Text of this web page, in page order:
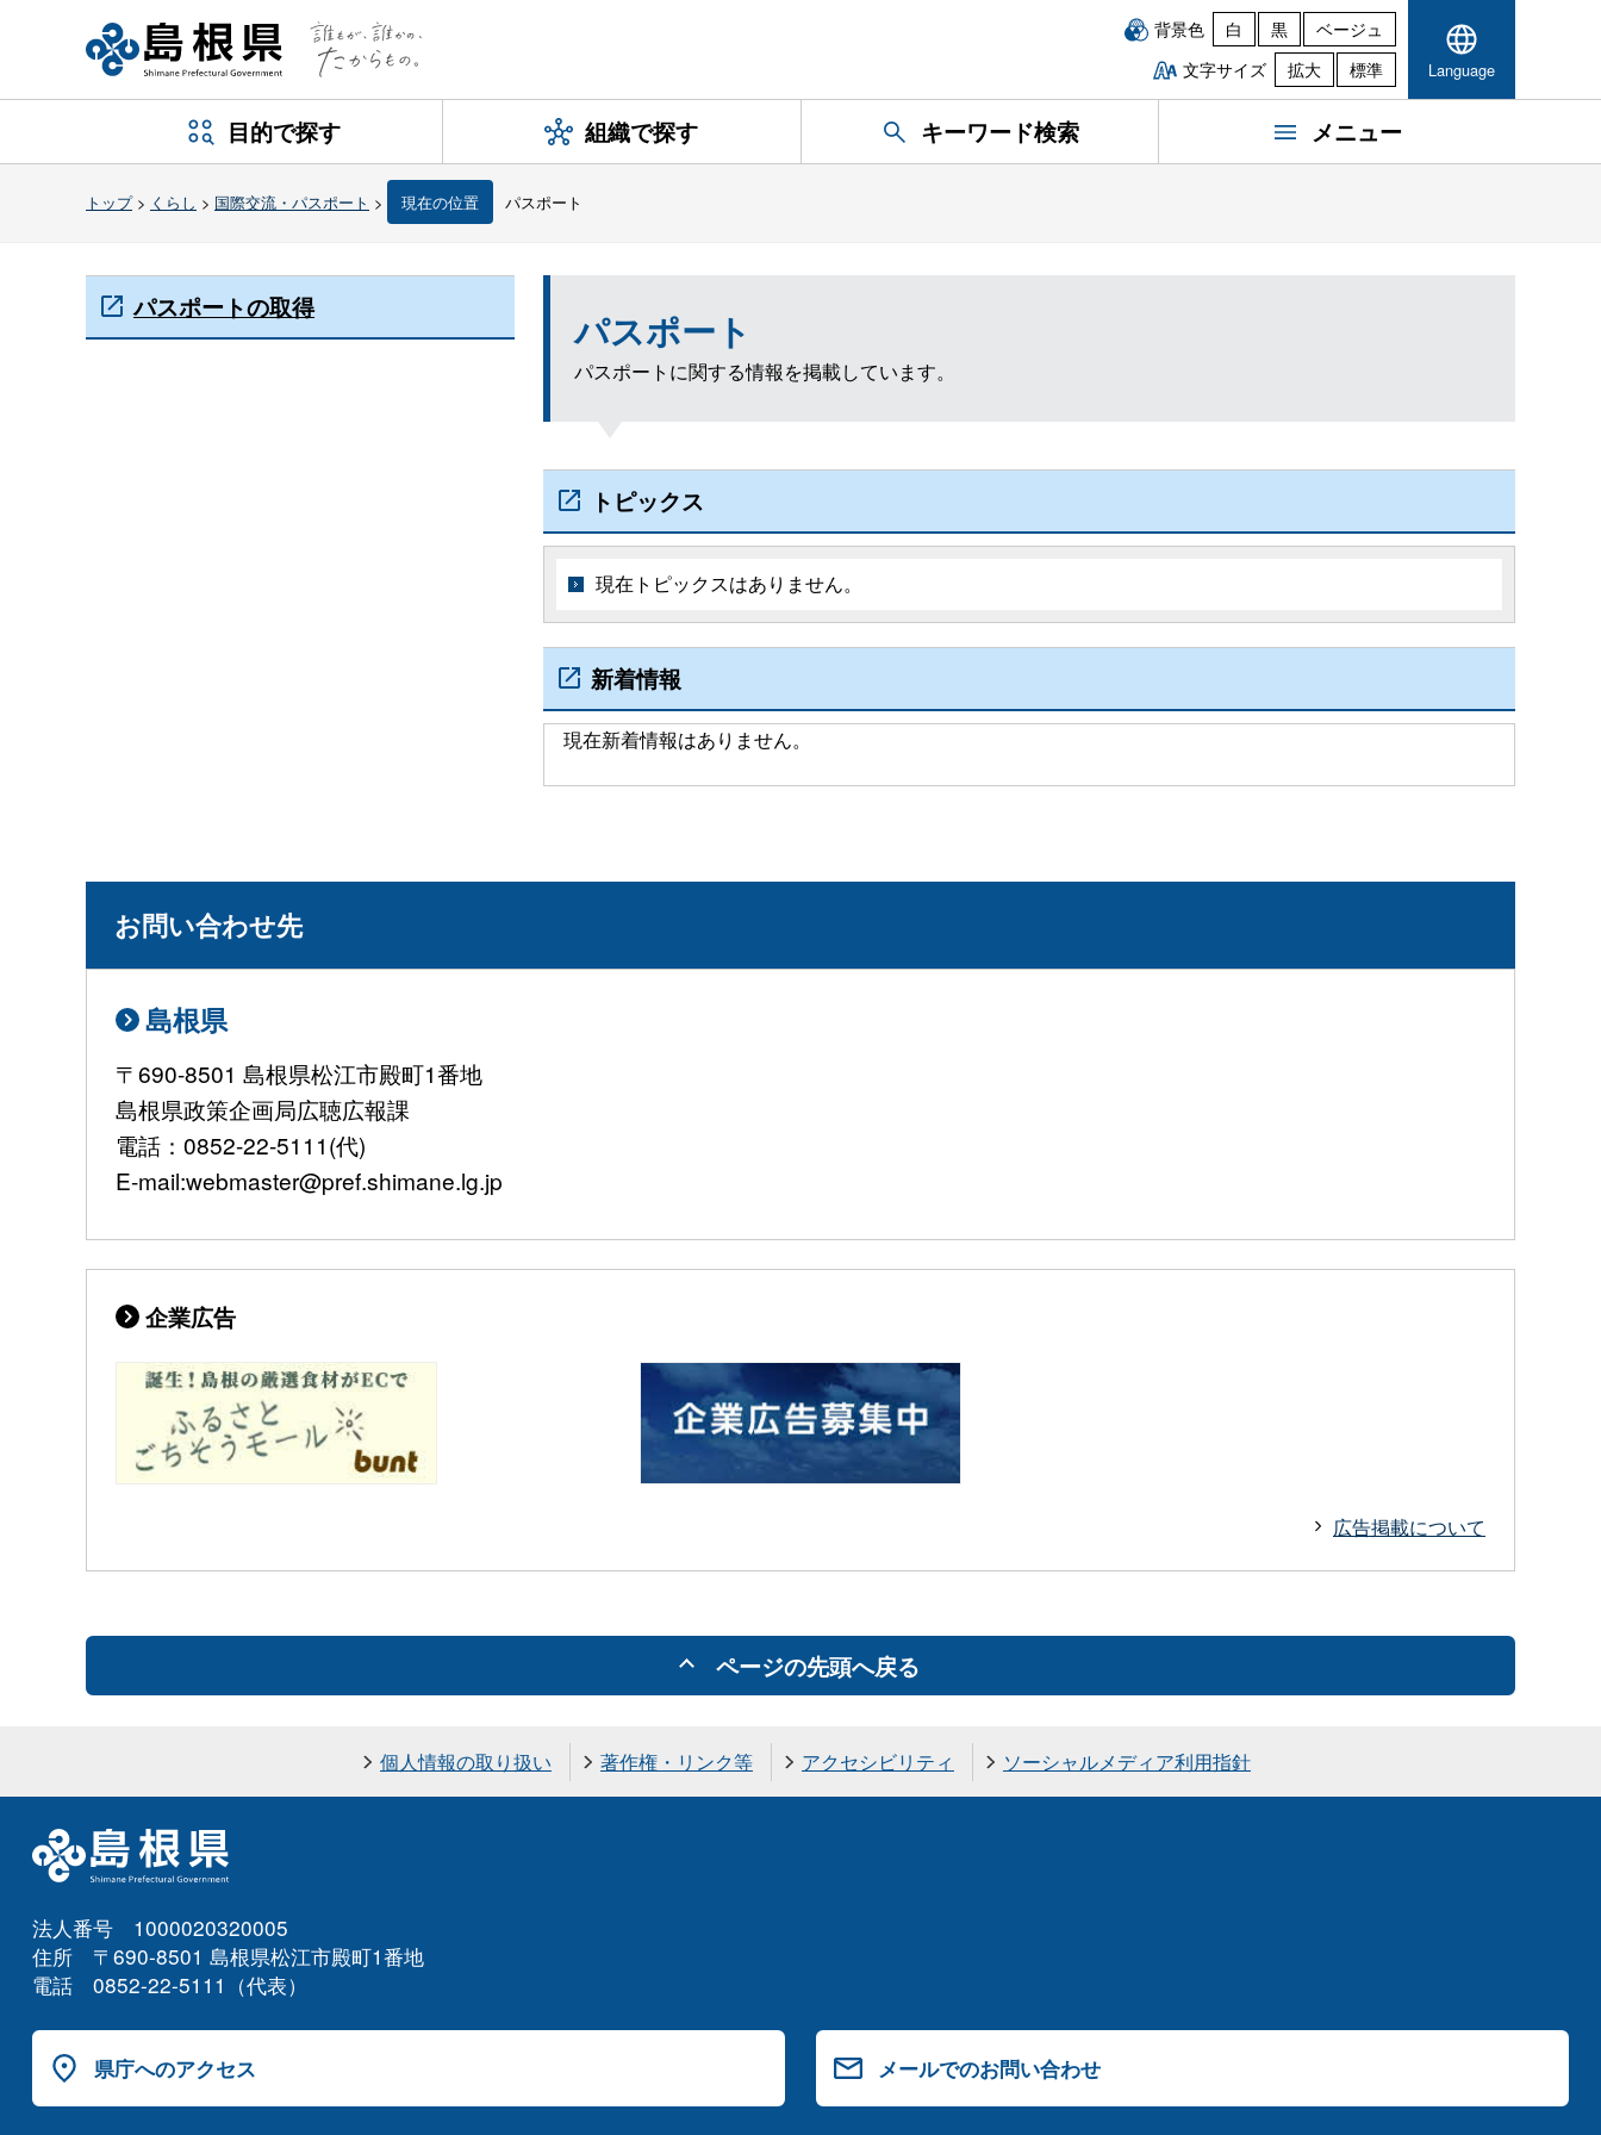
背景色 白 黒
ベージュ
文字サイズ
拡大 標準 Language
目的で探す 組織で探す キーワード検索 メニュー
トップ> くらし > 国際交流・パスポート > 現在の位置 パスポート
パスポート
パスポートに関する情報を掲載しています。
トピックス
現在トピックスはありません。
新着情報
現在新着情報はありません。
パスポートの取得
お問い合わせ先
島根県
〒690-8501 島根県松江市殿町1番地
島根県政策企画局広聴広報課
電話：0852-22-5111(代)
E-mail:webmaster@pref.shimane.lg.jp
企業広告
広告掲載について
ページの先頭へ戻る
個人情報の取り扱い 著作権・リンク等 アクセシビリティ ソーシャルメディア利用指針
法人番号 1000020320005
住所 〒690-8501 島根県松江市殿町1番地
電話 0852-22-5111（代表）
県庁へのアクセス メールでのお問い合わせ